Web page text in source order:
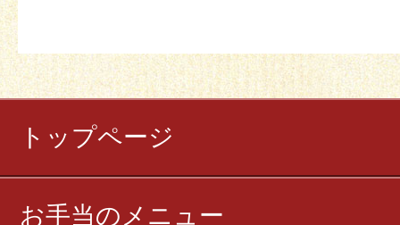
トップページ
お手当のメニュー